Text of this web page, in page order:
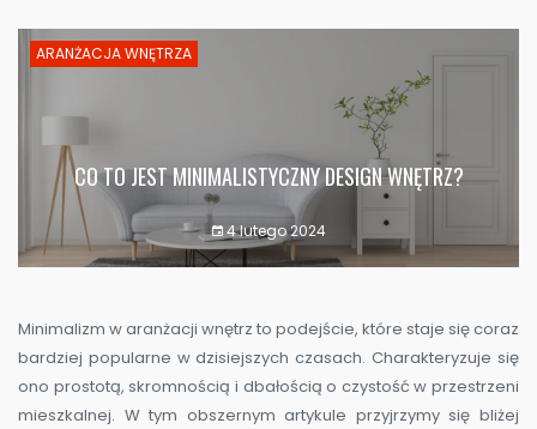
ARANŻACJA WNĘTRZA
CO TO JEST MINIMALISTYCZNY DESIGN WNĘTRZ?
4 lutego 2024
Minimalizm w aranżacji wnętrz to podejście, które staje się coraz
bardziej popularne w dzisiejszych czasach. Charakteryzuje się
ono prostotą, skromnością i dbałością o czystość w przestrzeni
mieszkalnej. W tym obszernym artykule przyjrzymy się bliżej